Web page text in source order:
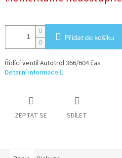
Přidat do košíku
Řidící ventil Autotrol 366/604 čas
Detailní informace
ZEPTAT SE SDÍLET